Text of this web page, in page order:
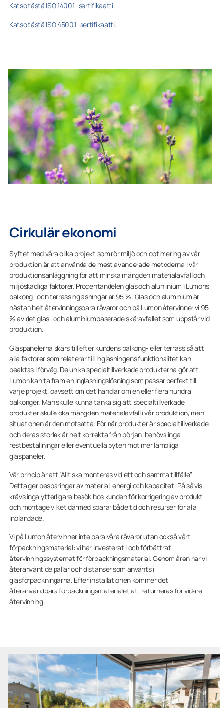
Katso tästä ISO 14001 -sertifikaatti.
Katso tästä ISO 45001 -sertifikaatti.
Cirkulär ekonomi
Syftet med våra olika projekt som rör miljö och optimering av vår
produktion är att använda de mest avancerade metoderna i vår
produktionsanläggning för att minska mängden materialavfall och
miljöskadliga faktorer. Procentandelen glas och aluminium i Lumons
balkong- och terrassinglasningar är 95 %. Glas och aluminium är
nästan helt återvinningsbara råvaror och på Lumon återvinner vi 95
% av det glas- och aluminiumbaserade skäravfallet som uppstår vid
produktion.
Glaspanelerna skärs till efter kundens balkong- eller terrass så att
alla faktorer som relaterar till inglasningens funktionalitet kan
beaktas i förväg. De unika specialtillverkade produkterna gör att
Lumon kan ta fram en inglasningslösning som passar perfekt till
varje projekt, oavsett om det handlar om en eller flera hundra
balkonger. Man skulle kunna tänka sig att specialtillverkade
produkter skulle öka mängden materialavfall i vår produktion, men
situationen är den motsatta. För när produkter är specialtillverkade
och deras storlek är helt korrekta från början, behövs inga
restbeställningar eller eventuella byten mot mer lämpliga
glaspaneler.
Vår princip är att ”Allt ska monteras vid ett och samma tillfälle” .
Detta ger besparingar av material, energi och kapacitet. På så vis
krävs inga ytterligare besök hos kunden för korrigering av produkt
och montage vilket därmed sparar både tid och resurser för alla
inblandade.
Vi på Lumon återvinner inte bara våra råvaror utan också vårt
förpackningsmaterial: vi har investerat i och förbättrat
återvinningssystemet för förpackningsmaterial. Genom åren har vi
återanvänt de pallar och distanser som använts i
glasförpackningarna. Efter installationen kommer det
återanvändbara förpackningsmaterialet att returneras för vidare
återvinning.